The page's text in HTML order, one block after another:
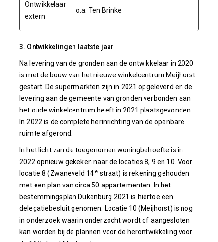
Ontwikkelaar
extern
o.a. Ten Brinke
3. Ontwikkelingen laatste jaar
Na levering van de gronden aan de ontwikkelaar in 2020
is met de bouw van het nieuwe winkelcentrum Meijhorst
gestart. De supermarkten zijn in 2021 opgeleverd en de
levering aan de gemeente van gronden verbonden aan
het oude winkelcentrum heeft in 2021 plaatsgevonden.
In 2022 is de complete herinrichting van de openbare
ruimte afgerond.
In het licht van de toegenomen woningbehoefte is in
2022 opnieuw gekeken naar de locaties 8, 9 en 10. Voor
locatie 8 (Zwaneveld 14 e straat) is rekening gehouden
met een plan van circa 50 appartementen. In het
bestemmingsplan Dukenburg 2021 is hiertoe een
delegatiebesluit genomen. Locatie 10 (Meijhorst) is nog
in onderzoek waarin onderzocht wordt of aangesloten
kan worden bij de plannen voor de herontwikkeling voor